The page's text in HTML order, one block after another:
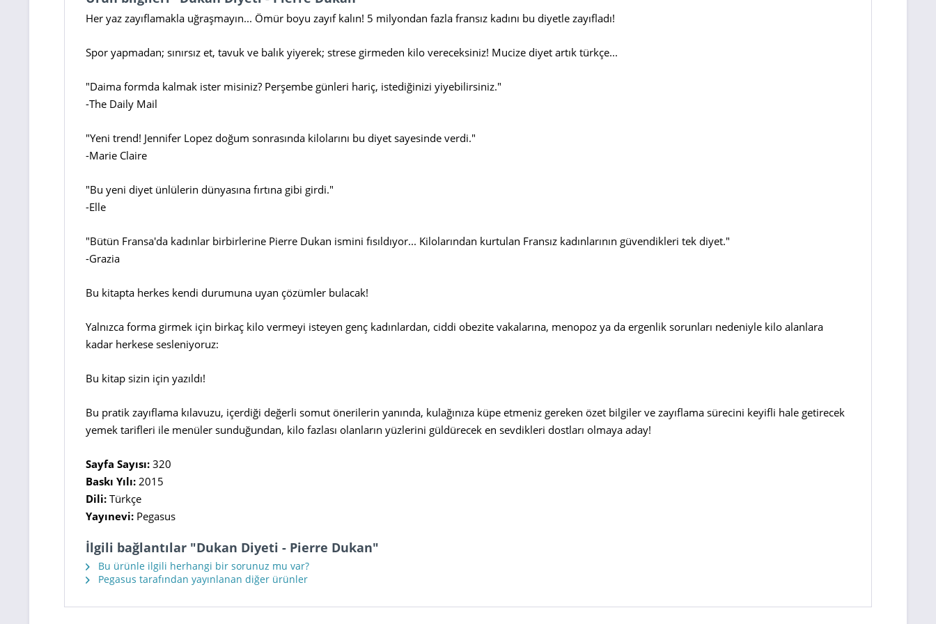
Her yaz zayıflamakla uğraşmayın... Ömür boyu zayıf kalın! 5 milyondan fazla fransız kadını bu diyetle zayıfladı!
Spor yapmadan; sınırsız et, tavuk ve balık yiyerek; strese girmeden kilo vereceksiniz! Mucize diyet artık türkçe...
"Daima formda kalmak ister misiniz? Perşembe günleri hariç, istediğinizi yiyebilirsiniz."
-The Daily Mail
"Yeni trend! Jennifer Lopez doğum sonrasında kilolarını bu diyet sayesinde verdi."
-Marie Claire
"Bu yeni diyet ünlülerin dünyasına fırtına gibi girdi."
-Elle
"Bütün Fransa'da kadınlar birbirlerine Pierre Dukan ismini fısıldıyor... Kilolarından kurtulan Fransız kadınlarının güvendikleri tek diyet."
-Grazia
Bu kitapta herkes kendi durumuna uyan çözümler bulacak!
Yalnızca forma girmek için birkaç kilo vermeyi isteyen genç kadınlardan, ciddi obezite vakalarına, menopoz ya da ergenlik sorunları nedeniyle kilo alanlara
kadar herkese sesleniyoruz:
Bu kitap sizin için yazıldı!
Bu pratik zayıflama kılavuzu, içerdiği değerli somut önerilerin yanında, kulağınıza küpe etmeniz gereken özet bilgiler ve zayıflama sürecini keyifli hale getirecek
yemek tarifleri ile menüler sunduğundan, kilo fazlası olanların yüzlerini güldürecek en sevdikleri dostları olmaya aday!
Sayfa Sayısı: 320
Baskı Yılı: 2015
Dili: Türkçe
Yayınevi: Pegasus
İlgili bağlantılar "Dukan Diyeti - Pierre Dukan"
Bu ürünle ilgili herhangi bir sorunuz mu var?
Pegasus tarafından yayınlanan diğer ürünler